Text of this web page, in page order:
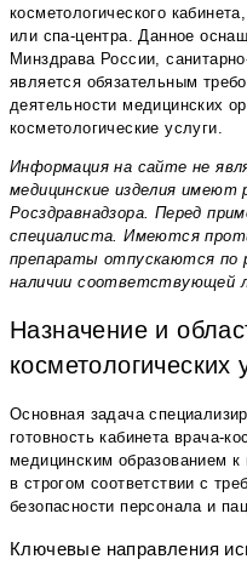
косметологического
или спа-центра. Данное
Минздрава России,
является обязательным
деятельности медицинских
косметологические услуги.
Информация на сайте не
медицинские изделия имеют
Росздравнадзора. Перед
специалиста. Имеются
препараты отпускаются по
наличии соответствующей
Назначение и
косметологических
Основная задача
готовность кабинета врача-
медицинским образованием к
в строгом соответствии с
безопасности персонала и
Ключевые направления